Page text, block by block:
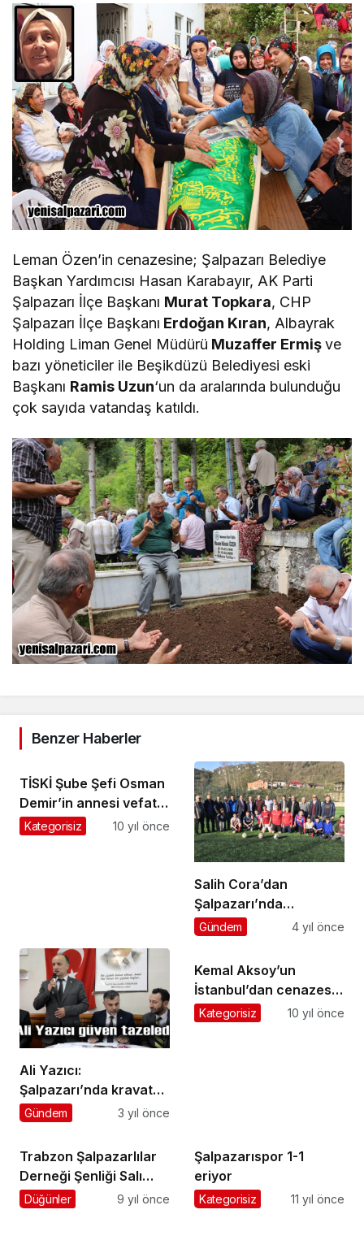
Leman Özen’in cenazesine; Şalpazarı Belediye
Başkan Yardımcısı Hasan Karabayır, AK Parti
Şalpazarı İlçe Başkanı Murat Topkara, CHP
Şalpazarı İlçe Başkanı Erdoğan Kıran, Albayrak
Holding Liman Genel Müdürü Muzaffer Ermişve
bazı yöneticiler ile Beşikdüzü Belediyesi eski
Başkanı Ramis Uzun‘un da aralarında bulunduğu
çok sayıda vatandaş katıldı.
Benzer Haberler
TİSKİ Şube Şefi Osman
Demir’in annesi vefat
etti
Kategorisiz 10 yıl önce
Salih Cora’dan
Şalpazarı’nda
Ramazan mesaisi
Gündem 4 yıl önce
Ali Yazıcı:
Şalpazarı’nda kravat
siyasetine son
Gündem 3 yıl önce
Kemal Aksoy’un
İstanbul’dan cenazesi
getirilirken, baba evi
Kategorisiz 10 yıl önce
Trabzon Şalpazarlılar
Derneği Şenliği Salı
günü yapılacak
Düğünler 9 yıl önce
Şalpazarıspor 1-1
eriyor
Kategorisiz 11 yıl önce